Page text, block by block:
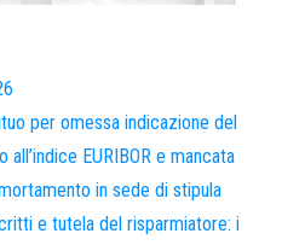
per omessa indicazione del
EURIBOR e mancata
in sede di stipula
e tutela del risparmiatore: i